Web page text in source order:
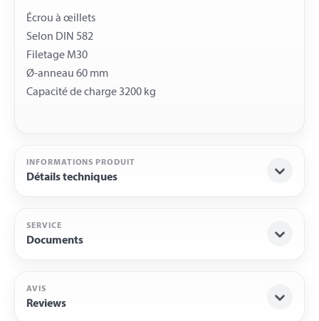
Écrou à œillets
Selon DIN 582
Filetage M30
Ø-anneau 60 mm
INFORMATIONS PRODUIT
Détails techniques
SERVICE
Documents
AVIS
Reviews